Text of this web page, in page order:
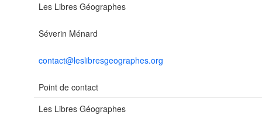
Les Libres Géographes
Séverin Ménard
contact@leslibresgeographes.org
Point de contact
Les Libres Géographes